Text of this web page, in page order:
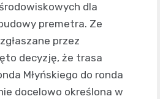
dla
premetra. Ze
przez
decyzję, że trasa
Młyńskiego do ronda
docelowo określona w